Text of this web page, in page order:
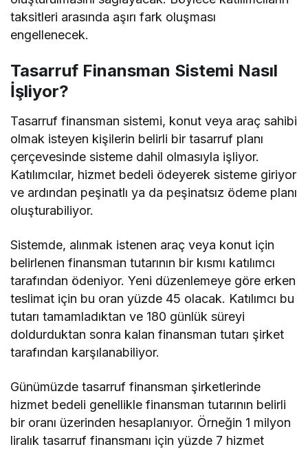
taksitleri arasında aşırı fark oluşması
engellenecek.
Tasarruf Finansman Sistemi Nasıl
İşliyor?
Tasarruf finansman sistemi, konut veya araç sahibi
olmak isteyen kişilerin belirli bir tasarruf planı
çerçevesinde sisteme dahil olmasıyla işliyor.
Katılımcılar, hizmet bedeli ödeyerek sisteme giriyor
ve ardından peşinatlı ya da peşinatsız ödeme planı
oluşturabiliyor.
Sistemde, alınmak istenen araç veya konut için
belirlenen finansman tutarının bir kısmı katılımcı
tarafından ödeniyor. Yeni düzenlemeye göre erken
teslimat için bu oran yüzde 45 olacak. Katılımcı bu
tutarı tamamladıktan ve 180 günlük süreyi
doldurduktan sonra kalan finansman tutarı şirket
tarafından karşılanabiliyor.
Günümüzde tasarruf finansman şirketlerinde
hizmet bedeli genellikle finansman tutarının belirli
bir oranı üzerinden hesaplanıyor. Örneğin 1 milyon
liralık tasarruf finansmanı için yüzde 7 hizmet